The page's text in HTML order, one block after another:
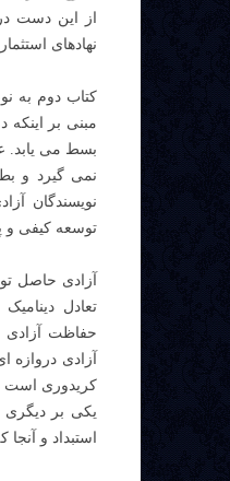
از این دست
نهادهای
کتاب دوم به
مبنی بر اینکه
بسط می یابد.
نمی گیرد و
نویسندگان
توسعه کیفی و
آزادی حاصل
تعادل
حفاظت آزادی
آزادی
کریدوری است
یکی بر دیگری
استبداد و